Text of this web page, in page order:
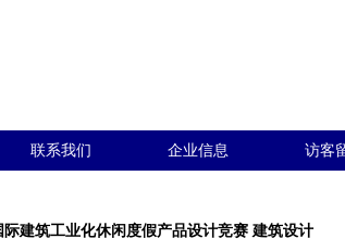
联系我们 企业信息 访客
建筑工业化休闲度假产品设计竞赛 建筑设计